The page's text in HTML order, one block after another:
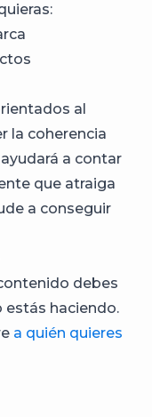
al
la coherencia
a contar
que atraiga
a conseguir
debes
estás haciendo.
a quién quieres